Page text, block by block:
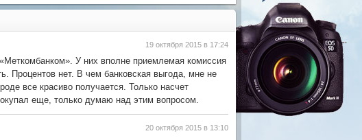
19 октября 2015 в 17:24
У них вполне приемлемая комиссия
Процентов нет. В чем банковская выгода, мне не
все красиво получается. Только насчет
еще, только думаю над этим вопросом.
20 октября 2015 в 13:10